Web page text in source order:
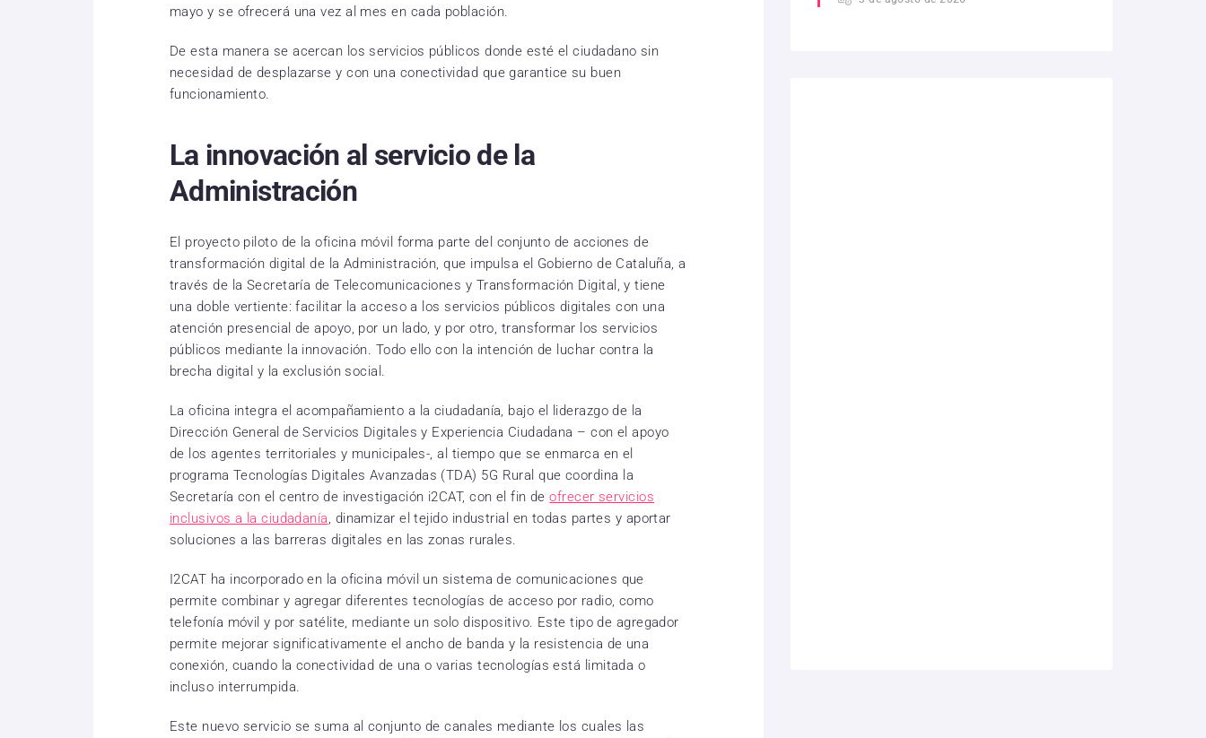
mayo y se ofrecerá una vez al mes en cada población.
De esta manera se acercan los servicios públicos donde esté el ciudadano sin
necesidad de desplazarse y con una conectividad que garantice su buen
funcionamiento.
La innovación al servicio de la
Administración
El proyecto piloto de la oficina móvil forma parte del conjunto de acciones de
transformación digital de la Administración, que impulsa el Gobierno de Cataluña, a
través de la Secretaría de Telecomunicaciones y Transformación Digital, y tiene
una doble vertiente: facilitar la acceso a los servicios públicos digitales con una
atención presencial de apoyo, por un lado, y por otro, transformar los servicios
públicos mediante la innovación. Todo ello con la intención de luchar contra la
brecha digital y la exclusión social.
La oficina integra el acompañamiento a la ciudadanía, bajo el liderazgo de la
Dirección General de Servicios Digitales y Experiencia Ciudadana – con el apoyo
de los agentes territoriales y municipales-, al tiempo que se enmarca en el
programa Tecnologías Digitales Avanzadas (TDA) 5G Rural que coordina la
Secretaría con el centro de investigación i2CAT, con el fin deofrecer servicios
inclusivos a la ciudadanía , dinamizar el tejido industrial en todas partes y aportar
soluciones a las barreras digitales en las zonas rurales.
I2CAT ha incorporado en la oficina móvil un sistema de comunicaciones que
permite combinar y agregar diferentes tecnologías de acceso por radio, como
telefonía móvil y por satélite, mediante un solo dispositivo. Este tipo de agregador
permite mejorar significativamente el ancho de banda y la resistencia de una
conexión, cuando la conectividad de una o varias tecnologías está limitada o
incluso interrumpida.
Este nuevo servicio se suma al conjunto de canales mediante los cuales las